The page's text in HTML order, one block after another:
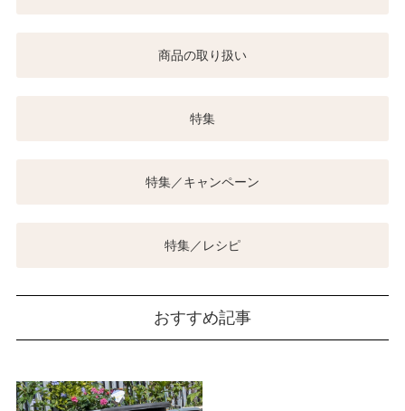
商品の取り扱い
特集
特集／キャンペーン
特集／レシピ
おすすめ記事